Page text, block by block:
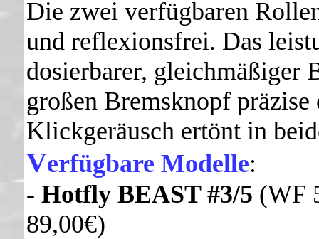
Die zwei verfügbaren
und reflexionsfrei. Das
dosierbarer, gleichmäßiger
großen Bremsknopf präzise
Klickgeräusch ertönt in
Verfügbare Modelle:
- Hotfly BEAST #3/5 (WF
89,00€)